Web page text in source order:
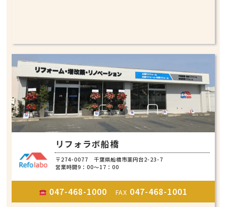
リフォラボ船橋
〒274-0077 千葉県船橋市薬円台2-23-7
営業時間9：00～17：00
047-468-1000FAX 047-468-1001